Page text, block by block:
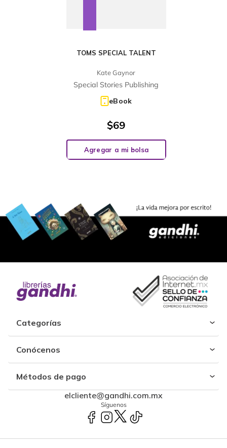
TOMS SPECIAL TALENT
Kate Gaynor
Special Stories Publishing
eBook
$69
Agregar a mi bolsa
Categorías
Conócenos
Métodos de pago
elcliente@gandhi.com.mx
Síguenos